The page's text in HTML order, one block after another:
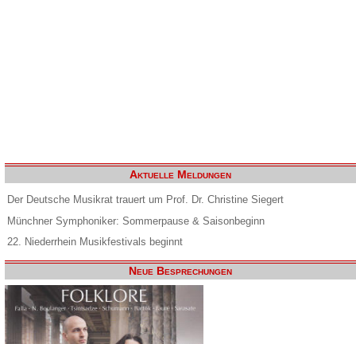
Aktuelle Meldungen
Der Deutsche Musikrat trauert um Prof. Dr. Christine Siegert
Münchner Symphoniker: Sommerpause & Saisonbeginn
22. Niederrhein Musikfestivals beginnt
Neue Besprechungen